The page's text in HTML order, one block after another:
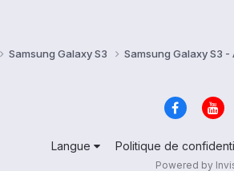
Samsung Galaxy S3 Samsung Galaxy S3
Langue Politique de
Powered by